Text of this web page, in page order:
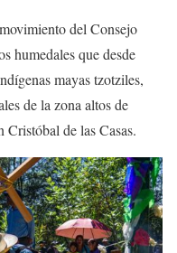
del Consejo
humedales que desde
mayas tzotziles,
de la zona altos de
Cristóbal de las Casas.